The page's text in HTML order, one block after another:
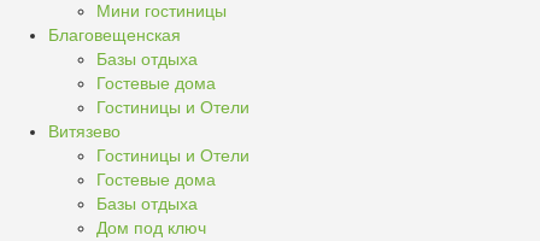
Мини гостиницы
Благовещенская
Базы отдыха
Гостевые дома
Гостиницы и Отели
Витязево
Гостиницы и Отели
Гостевые дома
Базы отдыха
Дом под ключ